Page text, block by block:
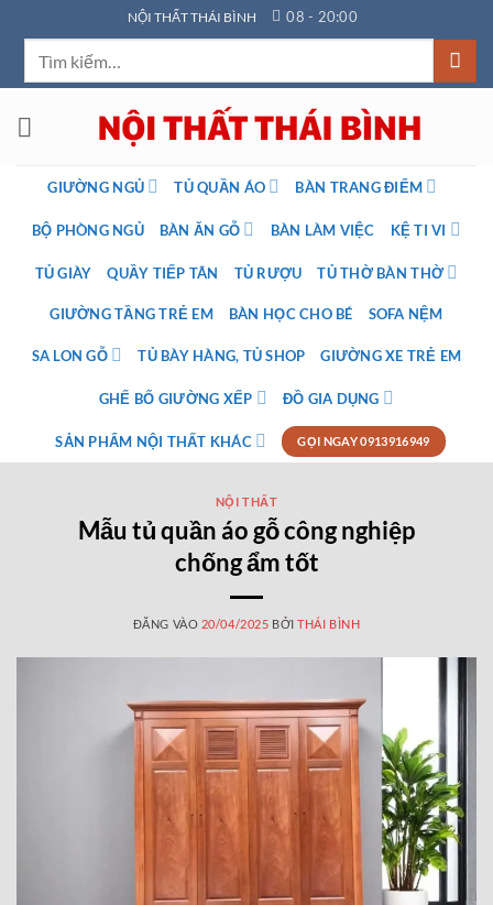
qua
dung
NỘI THẤT THÁI BÌNH 08 - 20:00
GIƯỜNG NGỦ TỦ QUẦN ÁO BÀN TRANG ĐIỂM
BỘ PHÒNG NGỦ BÀN ĂN GỖ BÀN LÀM VIỆC KỆ TI VI
TỦ GIÀY QUẦY TIẾP TÂN TỦ RƯỢU TỦ THỜ BÀN THỜ
GIƯỜNG TẦNG TRẺ EM BÀN HỌC CHO BÉ SOFA NỆM
SA LON GỖ TỦ BÀY HÀNG, TỦ SHOP GIƯỜNG XE TRẺ EM
GHẾ BỐ GIƯỜNG XẾP ĐỒ GIA DỤNG
SẢN PHẨM NỘI THẤT KHÁC GỌI NGAY 0913916949
NỘI THẤT
Mẫu tủ quần áo gỗ công nghiệp
chống ẩm tốt
ĐĂNG VÀO 20/04/2025 BỞITHÁI BÌNH